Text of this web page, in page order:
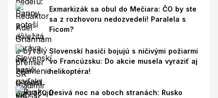
Exmarkizák sa obul do Mečiara: ČO by ste
sa z rozhovoru nedozvedeli! Paralela s
Ficom?
Slovenskí hasiči bojujú s ničivými požiarmi
vo Francúzsku: Do akcie musela vyraziť aj
helikoptéra!
Desivá noc na oboch stranách: Rusko